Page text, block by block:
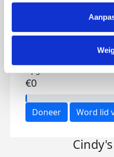
€0
Doneer Word lid